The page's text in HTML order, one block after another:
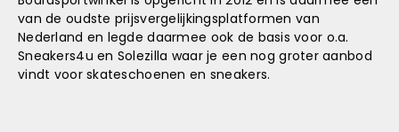
van de oudste prijsvergelijkingsplatformen van
Nederland en legde daarmee ook de basis voor o.a.
Sneakers4u en Solezilla waar je een nog groter aanbod
vindt voor skateschoenen en sneakers.